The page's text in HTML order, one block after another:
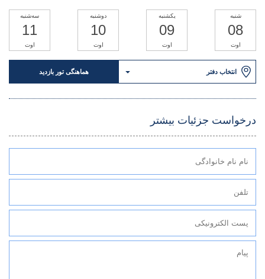
شنبه
08
اوت
یکشنبه
09
اوت
دوشنبه
10
اوت
سه‌شنبه
11
اوت
انتخاب دفتر هماهنگی تور بازدید
درخواست جزئیات بیشتر